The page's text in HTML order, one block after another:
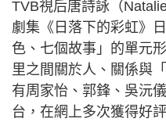
TVB視后唐詩詠（
劇集《日落下的彩虹》
色、七個故事」的單元
里之間關於人、關係與
有周家怡、郭鋒、吳沅
台，在網上多次獲得好評